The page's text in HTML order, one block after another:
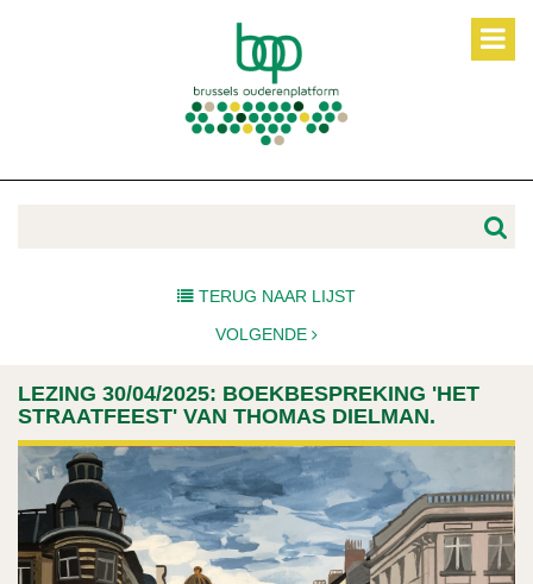
TERUG NAAR LIJST
VOLGENDE
LEZING 30/04/2025: BOEKBESPREKING 'HET
STRAATFEEST' VAN THOMAS DIELMAN.